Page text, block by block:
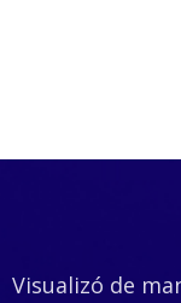
Visualizó de